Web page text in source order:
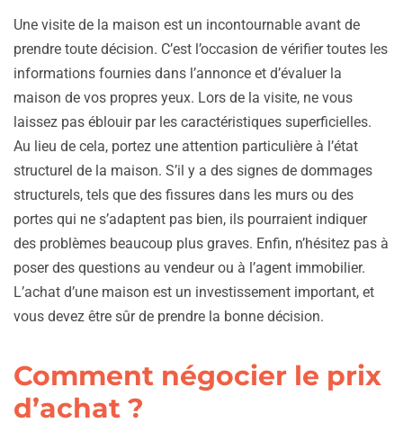
Une visite de la maison est un incontournable avant de
prendre toute décision. C’est l’occasion de vérifier toutes les
informations fournies dans l’annonce et d’évaluer la
maison de vos propres yeux. Lors de la visite, ne vous
laissez pas éblouir par les caractéristiques superficielles.
Au lieu de cela, portez une attention particulière à l’état
structurel de la maison. S’il y a des signes de dommages
structurels, tels que des fissures dans les murs ou des
portes qui ne s’adaptent pas bien, ils pourraient indiquer
des problèmes beaucoup plus graves. Enfin, n’hésitez pas à
poser des questions au vendeur ou à l’agent immobilier.
L’achat d’une maison est un investissement important, et
vous devez être sûr de prendre la bonne décision.
Comment négocier le prix
d’achat ?